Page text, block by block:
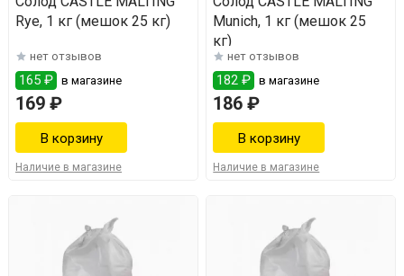
Rye, 1 кг (мешок 25 кг)
нет отзывов
165 ₽ в магазине
169 ₽
Наличие в магазине
Munich, 1 кг (мешок 25
кг)
нет отзывов
182 ₽ в магазине
186 ₽
Наличие в магазине